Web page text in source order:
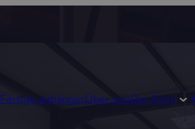
Fertige anhängerÜber unsDer Rest